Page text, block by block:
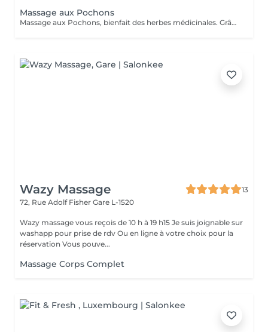
Massage aux Pochons
Massage aux Pochons, bienfait des herbes médicinales. Grâce aux pochons de plantes aromatiques et chaudes, on obtient une profonde relaxation des muscles, une bonne circulation, exfoliant et l'annulation des blocages musculaires. Attention: ce massage ne convient pas aux femmes enceintes, aux personnes hémophiles, aux personnes ayant des problèmes cardiaques. (Si vous le souhaitez après le soin, vous repartirez avec vos pochons, soit pour un prochain massage soit à utiliser dans un bain et continuer à profiter des bienfaits des herbes, ou encore comme exfoliant sous la douche. 10€/pochons seront facturés en supplément)
Wazy Massage
13
72, Rue Adolf Fisher Gare L-1520
Wazy massage vous reçois de 10 h à 19 h15 Je suis joignable sur
washapp pour prise de rdv Ou en ligne à votre choix pour la
réservation Vous pouve...
Massage Corps Complet